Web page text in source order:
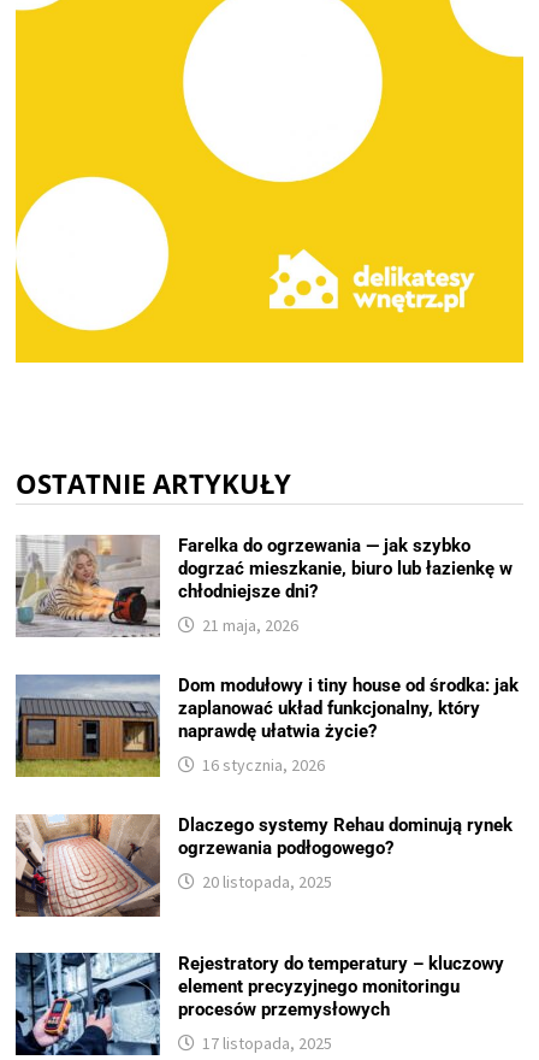
OSTATNIE ARTYKUŁY
Farelka do ogrzewania — jak szybko
dogrzać mieszkanie, biuro lub łazienkę w
chłodniejsze dni?
21 maja, 2026
Dom modułowy i tiny house od środka: jak
zaplanować układ funkcjonalny, który
naprawdę ułatwia życie?
16 stycznia, 2026
Dlaczego systemy Rehau dominują rynek
ogrzewania podłogowego?
20 listopada, 2025
Rejestratory do temperatury – kluczowy
element precyzyjnego monitoringu
procesów przemysłowych
17 listopada, 2025